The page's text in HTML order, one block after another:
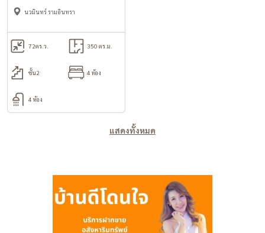
4 น้ำ ใกล้ MRT มัยลาภ
นวมินทร์ รามอินทรา
72ตร.ว. 350 ตร.ม.
ชั้น2 4 ห้อง
4 ห้อง
แสดงทั้งหมด